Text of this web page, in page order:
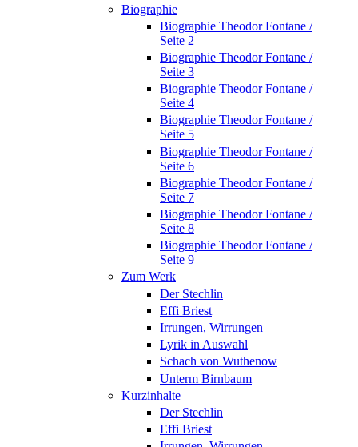
Biographie
Biographie Theodor Fontane /
Seite 2
Biographie Theodor Fontane /
Seite 3
Biographie Theodor Fontane /
Seite 4
Biographie Theodor Fontane /
Seite 5
Biographie Theodor Fontane /
Seite 6
Biographie Theodor Fontane /
Seite 7
Biographie Theodor Fontane /
Seite 8
Biographie Theodor Fontane /
Seite 9
Zum Werk
Der Stechlin
Effi Briest
Irrungen, Wirrungen
Lyrik in Auswahl
Schach von Wuthenow
Unterm Birnbaum
Kurzinhalte
Der Stechlin
Effi Briest